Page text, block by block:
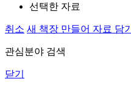
선택한 자료
취소 새 책장 만들어 자료 담기
관심분야 검색
닫기